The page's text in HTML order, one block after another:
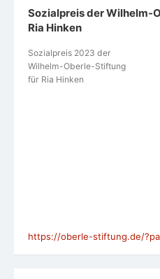
Sozialpreis der Wilhelm-
Ria Hinken
Sozialpreis 2023 der
Wilhelm-Oberle-Stiftung
für Ria Hinken
https://oberle-stiftung.de/